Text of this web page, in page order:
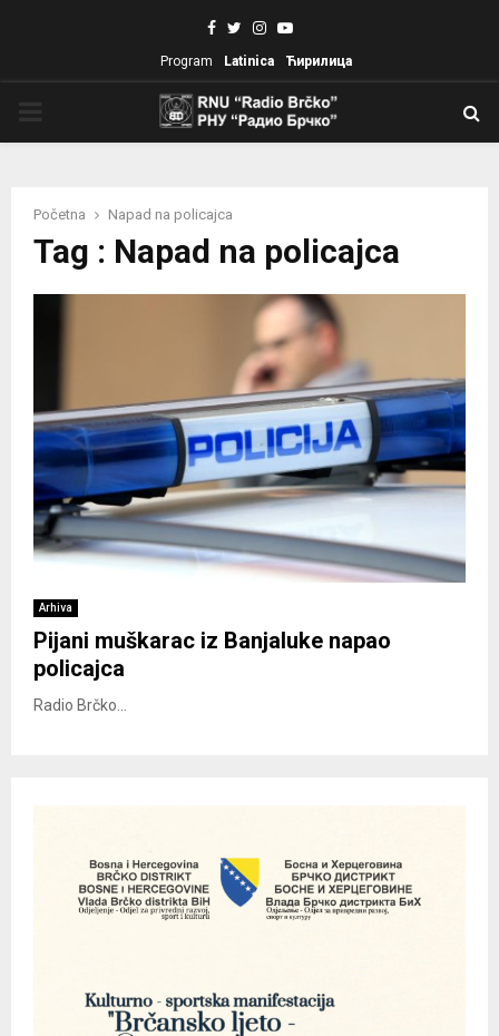
Facebook
TwitterInstagram
Youtube
Program Latinica Ћирилица
Početna Napad na policajca
Tag : Napad na policajca
Arhiva
Pijani muškarac iz Banjaluke napao
policajca
Radio Brčko...